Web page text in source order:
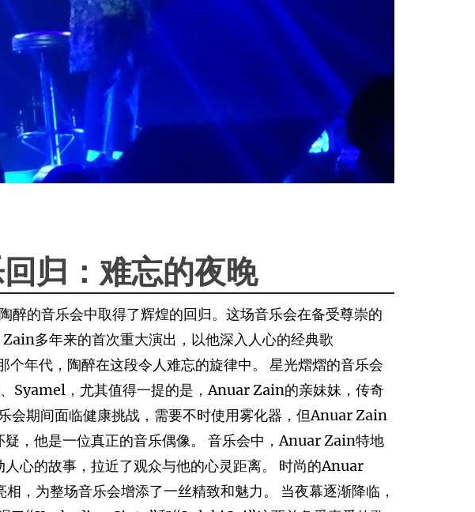
归：难忘的夜晚
的音乐会中取得了辉煌的回归。这场音乐会在备受尊崇的
多年来的首次重大演出，以他深入人心的经典歌
年代，陶醉在这段令人难忘的旋律中。 星光熠熠的音乐会
，尤其值得一提的是，Anuar Zain的亲妹妹，传奇
会期间面临健康挑战，需要不时使用雾化器，但Anuar Zain
，他是一位真正的音乐偶像。 音乐会中，Anuar Zain特地
心的故事，拉近了观众与他的心灵距离。 时尚的Anuar
为整场音乐会增添了一丝精致和魅力。 当夜幕逐渐降临，